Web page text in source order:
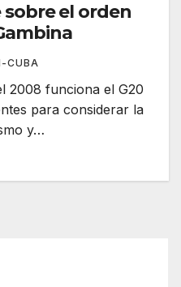
sobre el orden
CUBA
2008 funciona el G20
para considerar la
y…